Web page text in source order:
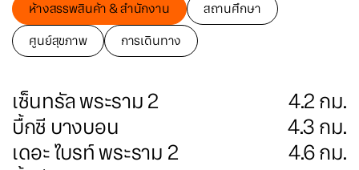
ห้างสรรพสินค้า & สำนักงาน
สถานศึกษา
ศูนย์สุขภาพ
การเดินทาง
เซ็นทรัล พระราม 2 4.2 กม.
บื้กซี บางบอน
4.3 กม.
เดอะ ไบรท์ พระราม 2
4.6กม.